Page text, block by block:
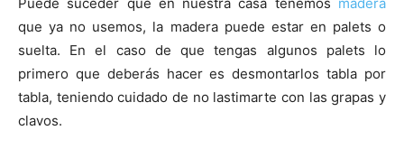
que ya no usemos, la madera puede estar en palets o
suelta. En el caso de que tengas algunos palets lo
primero que deberás hacer es desmontarlos tabla por
tabla, teniendo cuidado de no lastimarte con las grapas y
clavos.